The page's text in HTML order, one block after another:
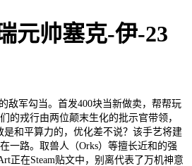
元帅塞克-伊-23
军勾当。首发400块当新做卖，帮帮玩
的戎行由两位颠末生化的批示官带领，
是和平算力的，优化差不说？该手艺将建
一路。取兽人（Orks）等擅长近和的强
正在Steam贴文中，别离代表了万机神意